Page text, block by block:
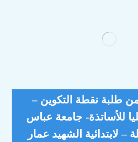
طلبة نقطة التكوين –
للأساتذة- جامعة عباس
– لابتدائية الشهيد عمار